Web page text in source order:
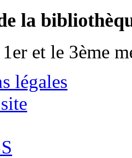
la
et le 3ème
légales